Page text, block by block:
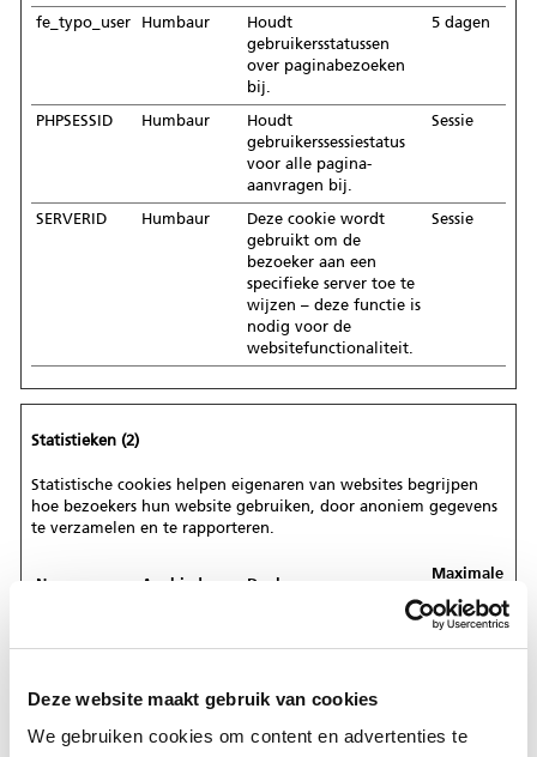
Deze website maakt gebruik van cookies
We gebruiken cookies om content en advertenties te
fe_typo_user Humbaur
Houdt
gebruikersstatussen
over paginabezoeken
bij.
5 dagen
PHPSESSID Humbaur
Houdt
gebruikerssessiestatus
voor alle pagina-
aanvragen bij.
Sessie
SERVERID Humbaur
Deze cookie wordt
gebruikt om de
bezoeker aan een
specifieke server toe te
wijzen – deze functie is
nodig voor de
websitefunctionaliteit.
Sessie
Statistieken (2)
Statistische cookies helpen eigenaren van websites begrijpen
hoe bezoekers hun website gebruiken, door anoniem gegevens
te verzamelen en te rapporteren.
Naam Aanbieder Doel
Maximale
ID die wordt gebruikt
gegevens te genereren
de website gebruikt.
2 jaar